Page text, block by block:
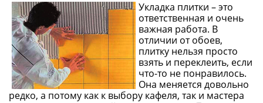
Укладка плитки – это
ответственная и очень
важная работа. В
отличии от обоев,
плитку нельзя просто
взять и переклеить, если
что-то не понравилось.
Она меняется довольно
редко, а потому как к выбору кафеля, так и мастера